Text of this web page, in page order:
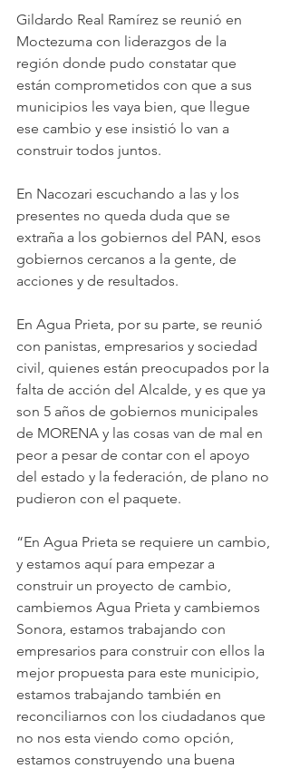
Gildardo Real Ramírez se reunió en
Moctezuma con liderazgos de la
región donde pudo constatar que
están comprometidos con que a sus
municipios les vaya bien, que llegue
ese cambio y ese insistió lo van a
construir todos juntos.
En Nacozari escuchando a las y los
presentes no queda duda que se
extraña a los gobiernos del PAN, esos
gobiernos cercanos a la gente, de
acciones y de resultados.
En Agua Prieta, por su parte, se reunió
con panistas, empresarios y sociedad
civil, quienes están preocupados por la
falta de acción del Alcalde, y es que ya
son 5 años de gobiernos municipales
de MORENA y las cosas van de mal en
peor a pesar de contar con el apoyo
del estado y la federación, de plano no
pudieron con el paquete.
“En Agua Prieta se requiere un cambio,
y estamos aquí para empezar a
construir un proyecto de cambio,
cambiemos Agua Prieta y cambiemos
Sonora, estamos trabajando con
empresarios para construir con ellos la
mejor propuesta para este municipio,
estamos trabajando también en
reconciliarnos con los ciudadanos que
no nos esta viendo como opción,
estamos construyendo una buena